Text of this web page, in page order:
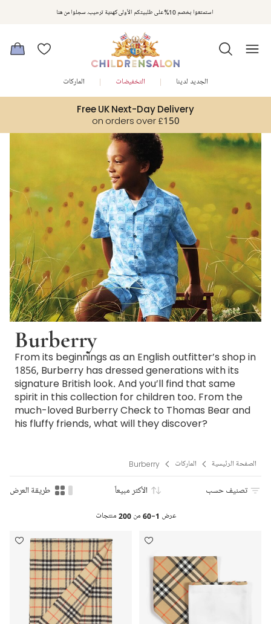
استمتعوا بخصم 10% على طلبيتكم الأولى كهدية ترحيب. سجلوا من هنا
مكافآت تشلدرن صالون | اجمعوا النقاط مع كل عملية شراء لتحصلوا على هدايا حصرية وعروض مصممة خصيصا لتلبي
متطلباتكم
Free UK Next-Day Delivery
on orders over £150
الجديد لدينا التخفيضات الماركات
Burberry
From its beginnings as an English outfitter’s shop in
1856, Burberry has dressed generations with its
signature British look. And you’ll find that same
spirit in this collection for children too. From the
much-loved Burberry Check to Thomas Bear and
his fluffy friends, what will they discover?
الصفحة الرئيسية الماركات Burberry
تصنيف حسب الأكثر مبيعاً طريقة العرض
عرض 1-60 من200 منتجات